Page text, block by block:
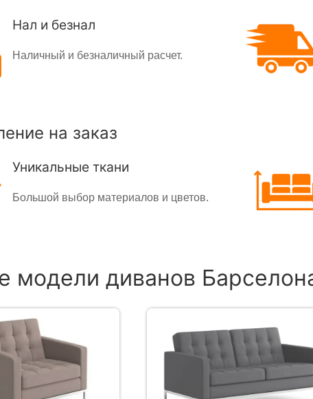
Нал и безнал
Наличный и безналичный расчет.
на заказ
Уникальные ткани
Большой выбор материалов и цветов.
модели диванов